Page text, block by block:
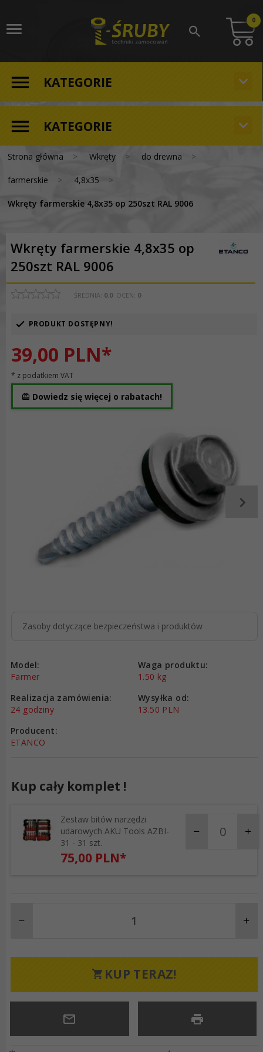
0
KATEGORIE
KATEGORIE
Strona główna Wkręty do drewna
farmerskie 4,8x35
Wkręty farmerskie 4,8x35 op 250szt RAL 9006
Wkręty farmerskie 4,8x35 op
250szt RAL 9006
ŚREDNIA: 0.0 OCEN: 0
PRODUKT DOSTĘPNY!
39,00 PLN*
* z podatkiem VAT
Dowiedz się więcej o rabatach!
Zasoby dotyczące bezpieczeństwa i produktów
Model:
Farmer
Waga produktu:
1.50 kg
Realizacja zamówienia:
24 godziny
Wysyłka od:
13.50 PLN
Producent:
ETANCO
Kup cały komplet !
Zestaw bitów narzędzi
udarowych AKU Tools AZBI-
31 - 31 szt.
75,00 PLN*
KUP TERAZ!